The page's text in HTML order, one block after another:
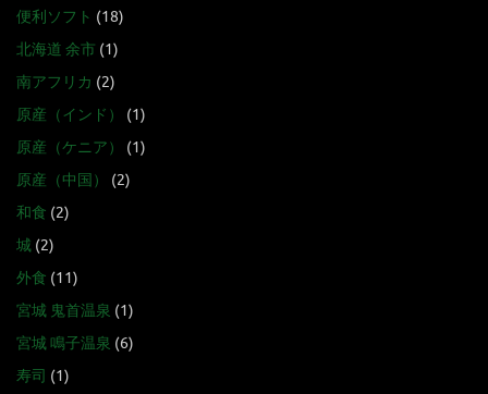
便利ソフト (18)
北海道 余市 (1)
南アフリカ (2)
原産（インド）
(1)
原産（ケニア）
(1)
原産（中国）
(2)
和食 (2)
城 (2)
外食 (11)
宮城 鬼首温泉 (1)
宮城 鳴子温泉 (6)
寿司 (1)